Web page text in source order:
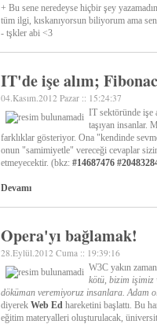
+ Bu sene neredeyse hiçbir şey
tüm ilgi, kıskanıyorsun biliyorum ama
- tşkler abi <3
IT'de işe alım;
04.Kasım.2012 Pazar :: 15:24:37
IT sektöründe işe
taşıyan insanlar.
farklıklar gösteriyor. Ona "kendinde
onun "samimiyetle" vereceği cevaplar
etmeyecektir. (bkz: #14687476
Devamı
Opera'yı bağlamak!
28.Eylül.2012 Cuma :: 19:39:16
W3C yakın
kötü, bizim işimiz
döküman veremiyoruz insanlara. Adam
diyerek Web Ed hareketini başlattı. Bu
eğitim materyalleri oluşturulacak,